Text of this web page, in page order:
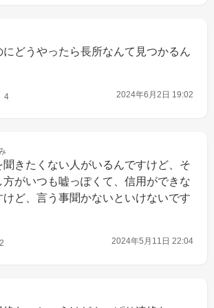
どうやったら長所なんて見つかるん
4 2024年6月2日 19:02
きたくない人がいるんですけど、そ
がいつも嘘っぽくて、信用ができな
けど、言う事聞かないといけないです
2 2024年5月11日 22:04